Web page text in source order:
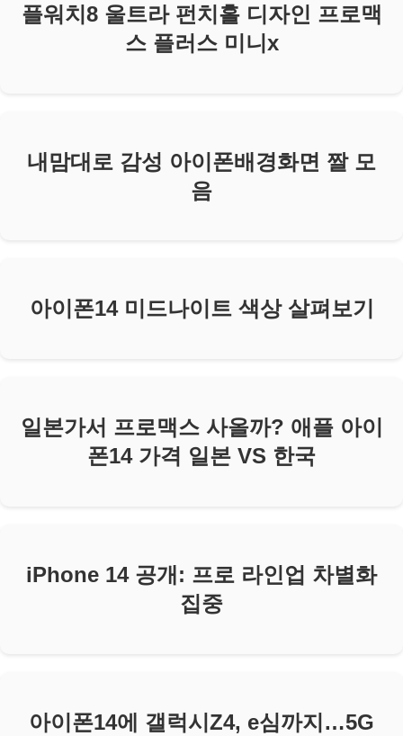
플워치8 울트라 펀치홀 디자인 프로맥
스 플러스 미니x
내맘대로 감성 아이폰배경화면 짤 모
음
아이폰14 미드나이트 색상 살펴보기
일본가서 프로맥스 사올까? 애플 아이
폰14 가격 일본 VS 한국
iPhone 14 공개: 프로 라인업 차별화
집중
아이폰14에 갤럭시Z4, e심까지…5G